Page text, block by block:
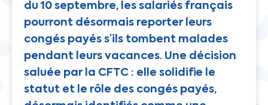
du 10 septembre, les salariés français
pourront désormais reporter leurs
congés payés s’ils tombent malades
pendant leurs vacances. Une décision
saluée par la CFTC : elle solidifie le
statut et le rôle des congés payés,